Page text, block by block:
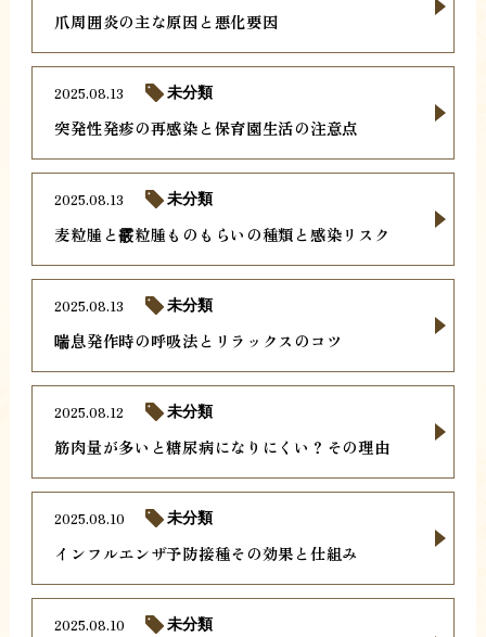
爪周囲炎の主な原因と悪化要因
突発性発疹の再感染と保育園生活の注意点
2025.08.13 未分類
麦粒腫と霰粒腫ものもらいの種類と感染リスク
2025.08.13 未分類
喘息発作時の呼吸法とリラックスのコツ
2025.08.13 未分類
筋肉量が多いと糖尿病になりにくい？その理由
2025.08.12 未分類
インフルエンザ予防接種その効果と仕組み
2025.08.10 未分類
2025.08.10 未分類